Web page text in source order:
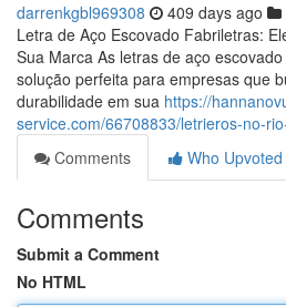
darrenkgbl969308 409 days ago
Letra de Aço Escovado Fabriletras:
Sua Marca As letras de aço
solução perfeita para empresas que
durabilidade em sua https://
service.com/66708833/letrieros-no-
Comments
Who Upvoted
Comments
Submit a Comment
No HTML